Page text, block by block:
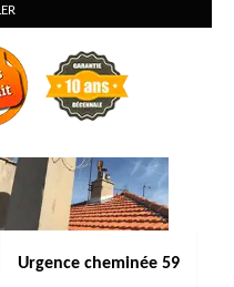
Urgence cheminée 59